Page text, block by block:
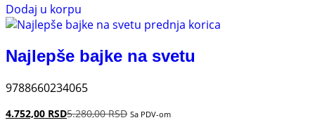
Dodaj u korpu
Najlepše bajke na svetu
9788660234065
4.752,00 RSD5.280,00RSD Sa PDV-om